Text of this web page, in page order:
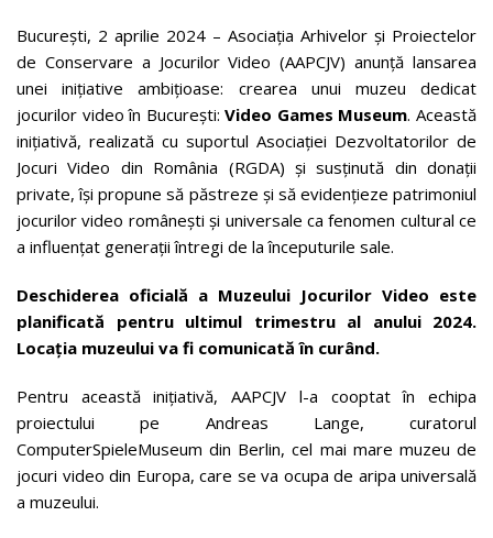
București, 2 aprilie 2024 – Asociația Arhivelor și Proiectelor
de Conservare a Jocurilor Video (AAPCJV) anunță lansarea
unei inițiative ambițioase: crearea unui muzeu dedicat
jocurilor video în București:Video Games Museum. Această
inițiativă, realizată cu suportul Asociației Dezvoltatorilor de
Jocuri Video din România (RGDA) și susținută din donații
private, își propune să păstreze și să evidențieze patrimoniul
jocurilor video românești și universale ca fenomen cultural ce
a influențat generații întregi de la începuturile sale.
Deschiderea oficială a Muzeului Jocurilor Video este
planificată pentru ultimul trimestru al anului 2024.
Locația muzeului va fi comunicată în curând.
Pentru această inițiativă, AAPCJV l-a cooptat în echipa
proiectului pe Andreas Lange, curatorul
ComputerSpieleMuseum din Berlin, cel mai mare muzeu de
jocuri video din Europa, care se va ocupa de aripa universală
a muzeului.